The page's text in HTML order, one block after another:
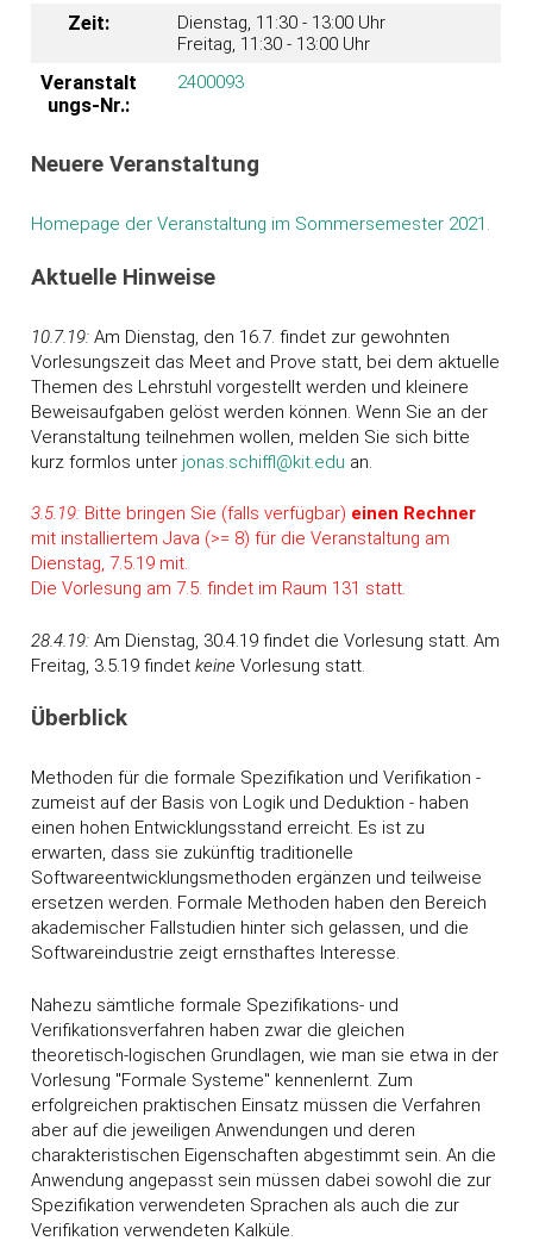
Zeit:
Dienstag, 11:30 - 13:00 Uhr
Freitag, 11:30 - 13:00 Uhr
Veranstalt
ungs-Nr.:
2400093
Neuere Veranstaltung
Homepage der Veranstaltung im Sommersemester 2021.
Aktuelle Hinweise
10.7.19: Am Dienstag, den 16.7. findet zur gewohnten
Vorlesungszeit das Meet and Prove statt, bei dem aktuelle
Themen des Lehrstuhl vorgestellt werden und kleinere
Beweisaufgaben gelöst werden können. Wenn Sie an der
Veranstaltung teilnehmen wollen, melden Sie sich bitte
kurz formlos unter jonas.schiffl@kit.edu an.
3.5.19: Bitte bringen Sie (falls verfügbar) einen Rechner
mit installiertem Java (>= 8) für die Veranstaltung am
Dienstag, 7.5.19 mit.
Die Vorlesung am 7.5. findet im Raum 131 statt.
28.4.19: Am Dienstag, 30.4.19 findet die Vorlesung statt. Am
Freitag, 3.5.19 findetkeine Vorlesung statt.
Überblick
Methoden für die formale Spezifikation und Verifikation -
zumeist auf der Basis von Logik und Deduktion - haben
einen hohen Entwicklungsstand erreicht. Es ist zu
erwarten, dass sie zukünftig traditionelle
Softwareentwicklungsmethoden ergänzen und teilweise
ersetzen werden. Formale Methoden haben den Bereich
akademischer Fallstudien hinter sich gelassen, und die
Softwareindustrie zeigt ernsthaftes Interesse.
Nahezu sämtliche formale Spezifikations- und
Verifikationsverfahren haben zwar die gleichen
theoretisch-logischen Grundlagen, wie man sie etwa in der
Vorlesung "Formale Systeme" kennenlernt. Zum
erfolgreichen praktischen Einsatz müssen die Verfahren
aber auf die jeweiligen Anwendungen und deren
charakteristischen Eigenschaften abgestimmt sein. An die
Anwendung angepasst sein müssen dabei sowohl die zur
Spezifikation verwendeten Sprachen als auch die zur
Verifikation verwendeten Kalküle.